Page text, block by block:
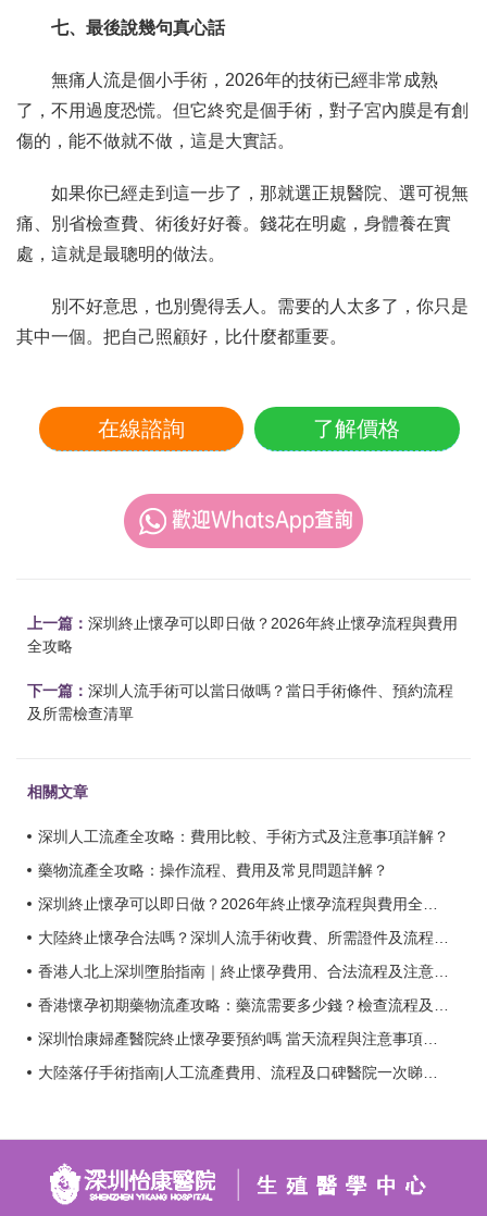
七、最後說幾句真心話
無痛人流是個小手術，2026年的技術已經非常成熟
了，不用過度恐慌。但它終究是個手術，對子宮內膜是有創
傷的，能不做就不做，這是大實話。
如果你已經走到這一步了，那就選正規醫院、選可視無
痛、別省檢查費、術後好好養。錢花在明處，身體養在實
處，這就是最聰明的做法。
別不好意思，也別覺得丢人。需要的人太多了，你只是
其中一個。把自己照顧好，比什麼都重要。
在線諮詢 了解價格
上一篇： 深圳終止懷孕可以即日做？2026年終止懷孕流程與費用
全攻略
下一篇： 深圳人流手術可以當日做嗎？當日手術條件、預約流程
及所需檢查清單
相關文章
深圳人工流產全攻略：費用比較、手術方式及注意事項詳解？
藥物流產全攻略：操作流程、費用及常見問題詳解？
深圳終止懷孕可以即日做？2026年終止懷孕流程與費用全攻略？
大陸終止懷孕合法嗎？深圳人流手術收費、所需證件及流程全解析？
香港人北上深圳墮胎指南｜終止懷孕費用、合法流程及注意事項全解析？
香港懷孕初期藥物流產攻略：藥流需要多少錢？檢查流程及注意事項一覽？
深圳怡康婦產醫院終止懷孕要預約嗎 當天流程與注意事項一次說清？
大陸落仔手術指南|人工流產費用、流程及口碑醫院一次睇清？